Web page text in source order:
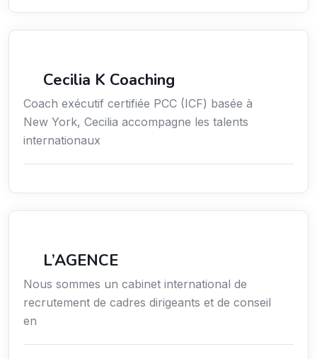
Cecilia K Coaching
Coach exécutif certifiée PCC (ICF) basée à
New York, Cecilia accompagne les talents
internationaux
L’AGENCE
Nous sommes un cabinet international de
recrutement de cadres dirigeants et de conseil
en